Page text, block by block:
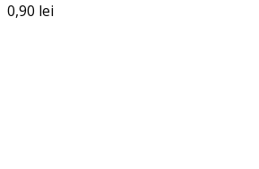
0,90 lei